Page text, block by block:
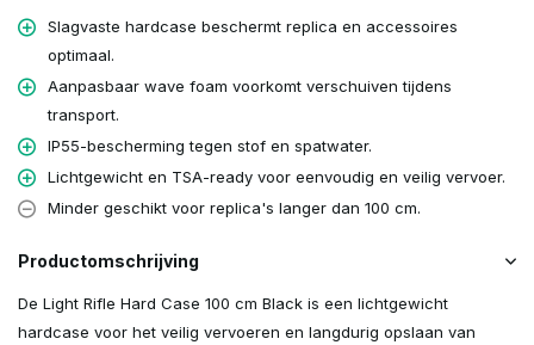
Slagvaste hardcase beschermt replica en accessoires
optimaal.
Aanpasbaar wave foam voorkomt verschuiven tijdens
transport.
IP55-bescherming tegen stof en spatwater.
Lichtgewicht en TSA-ready voor eenvoudig en veilig vervoer.
Minder geschikt voor replica's langer dan 100 cm.
Productomschrijving
De Light Rifle Hard Case 100 cm Black is een lichtgewicht
hardcase voor het veilig vervoeren en langdurig opslaan van